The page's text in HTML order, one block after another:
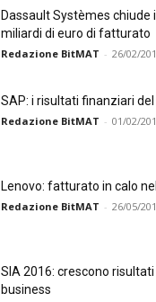
Dassault Systèmes chiude
miliardi di euro di fatturato
Redazione BitMAT - 26/02/
SAP: i risultati finanziari
Redazione BitMAT - 01/02/
Lenovo: fatturato in calo
Redazione BitMAT - 26/05/
SIA 2016: crescono
business